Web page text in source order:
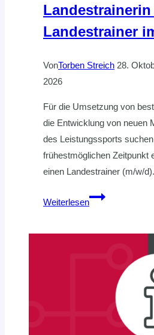
Landestrainerin
Landestrainer
VonTorben Streich 28.
2026
Für die Umsetzung von
die Entwicklung von neuen
des Leistungssports
frühestmöglichen Zeitpunkt
einen Landestrainer (m/w/d).
Weiterlesen